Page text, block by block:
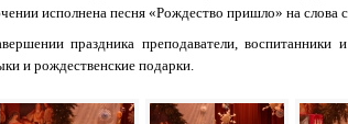
исполнена песня «Рождество пришло» на
праздника преподаватели, воспитанники
и рождественские подарки.